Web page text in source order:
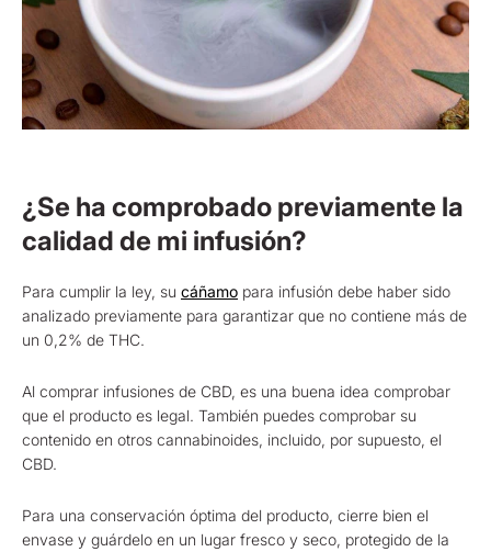
¿Se ha comprobado previamente la
calidad de mi infusión?
Para cumplir la ley, su cáñamo para infusión debe haber sido
analizado previamente para garantizar que no contiene más de
un 0,2% de THC.
Al comprar infusiones de CBD, es una buena idea comprobar
que el producto es legal. También puedes comprobar su
contenido en otros cannabinoides, incluido, por supuesto, el
CBD.
Para una conservación óptima del producto, cierre bien el
envase y guárdelo en un lugar fresco y seco, protegido de la